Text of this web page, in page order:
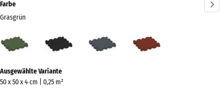
Farbe
Grasgrün
(active)
Schiefergrau
Informationen
zu
Ausgewählte Variante
50 x 50 x 4 cm | 0,25 m²